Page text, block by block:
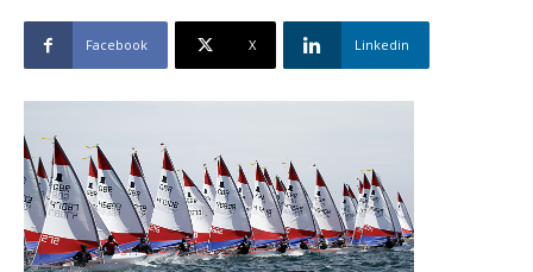
Facebook X Linkedin